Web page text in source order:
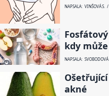
NAPSALA: VINŠOVÁ S.
kdy
NAPSALA:
akné